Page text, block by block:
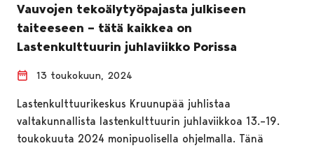
Vauvojen tekoälytyöpajasta julkiseen
taiteeseen – tätä kaikkea on
Lastenkulttuurin juhlaviikko Porissa
13 toukokuun, 2024
Lastenkulttuurikeskus Kruunupää juhlistaa
valtakunnallista lastenkulttuurin juhlaviikkoa 13.–19.
toukokuuta 2024 monipuolisella ohjelmalla. Tänä